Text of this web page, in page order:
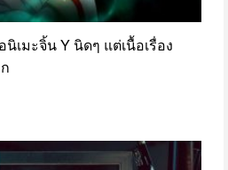
นิเมะจิ้น Y นิดๆ แต่เนื้อเรื่อง